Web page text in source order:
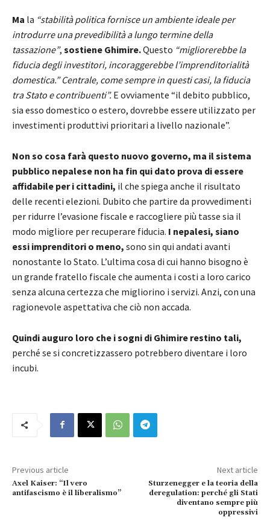
Ma la “stabilità politica fornisce un ambiente ideale per
introdurre una prevedibilità a lungo termine della
tassazione”, sostiene Ghimire.Questo “migliorerebbe la
fiducia degli investitori, incoraggerebbe l’imprenditorialità
domestica.” Centrale, come sempre in questi casi, la fiducia
tra Stato e contribuenti”. E ovviamente “il debito pubblico,
sia esso domestico o estero, dovrebbe essere utilizzato per
investimenti produttivi prioritari a livello nazionale”.
Non so cosa farà questo nuovo governo, ma il sistema
pubblico nepalese non ha fin qui dato prova di essere
affidabile per i cittadini, il che spiega anche il risultato
delle recenti elezioni. Dubito che partire da provvedimenti
per ridurre l’evasione fiscale e raccogliere più tasse sia il
modo migliore per recuperare fiducia. I nepalesi, siano
essi imprenditori o meno, sono sin qui andati avanti
nonostante lo Stato. L’ultima cosa di cui hanno bisogno è
un grande fratello fiscale che aumenta i costi a loro carico
senza alcuna certezza che migliorino i servizi. Anzi, con una
ragionevole aspettativa che ciò non accada.
Quindi auguro loro che i sogni di Ghimire restino tali,
perché se si concretizzassero potrebbero diventare i loro
incubi.
Previous article
Axel Kaiser: “Il vero
antifascismo è il liberalismo”
Next article
Sturzenegger e la teoria della
deregulation: perché gli Stati
diventano sempre più
oppressivi